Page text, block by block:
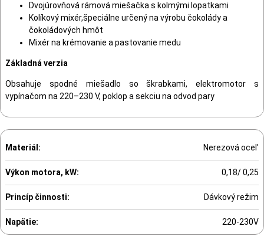
Dvojúrovňová rámová miešačka s kolmými lopatkami
Kolíkový mixér,špeciálne určený na výrobu čokolády a
čokoládových hmôt
Mixér na krémovanie a pastovanie medu
Základná verzia
Obsahuje spodné miešadlo so škrabkami, elektromotor s
vypínačom na 220–230 V, poklop a sekciu na odvod pary
Materiál: Nerezová ocel'
Výkon motora, kW: 0,18/ 0,25
Princíp činnosti: Dávkový režim
Napätie: 220-230V